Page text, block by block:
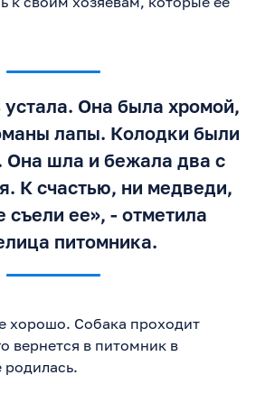
устала. Она была хромой,
лапы. Колодки были
шла и бежала два с
К счастью, ни медведи,
съели ее», - отметила
питомника.
хорошо. Собака проходит
вернется в питомник в
родилась.